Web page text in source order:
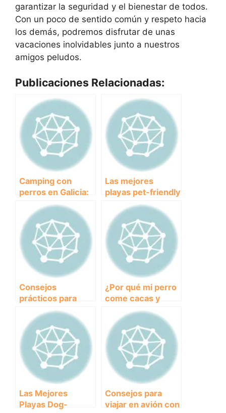
garantizar la seguridad y el bienestar de todos.
Con un poco de sentido común y respeto hacia
los demás, podremos disfrutar de unas
vacaciones inolvidables junto a nuestros
amigos peludos.
Publicaciones Relacionadas:
Camping con
perros en Galicia:
Una escapada
ideal para amantes
de los animales.
Las mejores
playas pet-friendly
del País Vasco
para disfrutar con
tu perro
Consejos
prácticos para
enseñarle a tu
cachorro a hacer
sus necesidades
fuera de casa
¿Por qué mi perro
come cacas y
cómo evitarlo?
Las Mejores
Playas Dog-
Consejos para
viajar en avión con